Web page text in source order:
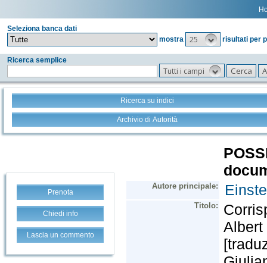
Seleziona banca dati
mostra
25 risultati per
Ricerca semplice
Tutti i campi
Ricerca su indici
Archivio di Autorità
Prenota
Chiedi info
Lascia un commento